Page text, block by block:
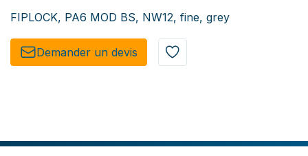
FIPLOCK, PA6 MOD BS, NW12, fine, grey
Demander un de​​vis​​